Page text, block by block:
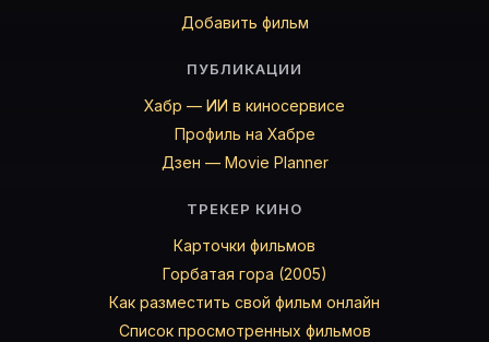
Добавить фильм
ПУБЛИКАЦИИ
Хабр — ИИ в киносервисе
Профиль на Хабре
Дзен — Movie Planner
ТРЕКЕР КИНО
Карточки фильмов
Горбатая гора (2005)
Как разместить свой фильм онлайн
Список просмотренных фильмов